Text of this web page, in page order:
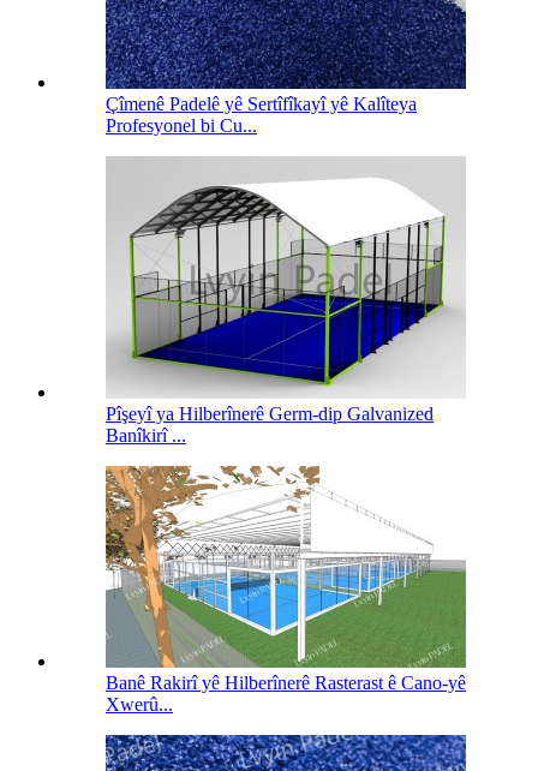
Çîmenê Padelê yê Sertîfîkayî yê Kalîteya
Profesyonel bi Cu...
Pîşeyî ya Hilberînerê Germ-dip Galvanized
Banîkirî ...
Banê Rakirî yê Hilberînerê Rasterast ê Cano-yê
Xwerû...